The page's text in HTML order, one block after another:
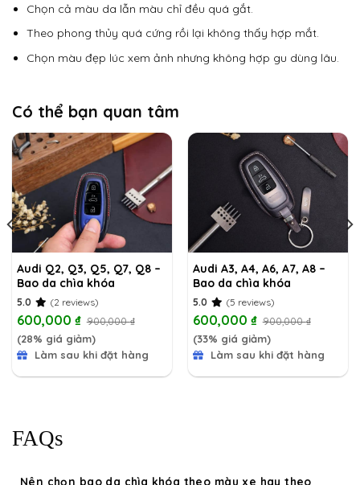
Chọn cả màu da lẫn màu chỉ đều quá gắt.
Theo phong thủy quá cứng rồi lại không thấy hợp mắt.
Chọn màu đẹp lúc xem ảnh nhưng không hợp gu dùng lâu.
Có thể bạn quan tâm
Audi Q2, Q3, Q5, Q7, Q8 –
Bao da chìa khóa
5.0 (2 reviews)
600,000 ₫ 900,000₫
(28% giá giảm)
Làm sau khi đặt hàng
Audi A3, A4, A6, A7, A8 –
Bao da chìa khóa
5.0 (5 reviews)
600,000 ₫ 900,000₫
(33% giá giảm)
Làm sau khi đặt hàng
FAQs
Nên chọn bao da chìa khóa theo màu xe hay theo